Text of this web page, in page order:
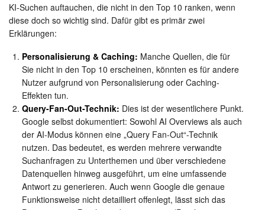
KI-Suchen auftauchen, die nicht in den Top 10 ranken, wenn
diese doch so wichtig sind. Dafür gibt es primär zwei
Erklärungen:
Personalisierung & Caching: Manche Quellen, die für
Sie nicht in den Top 10 erscheinen, könnten es für andere
Nutzer aufgrund von Personalisierung oder Caching-
Effekten tun.
Query-Fan-Out-Technik: Dies ist der wesentlichere Punkt.
Google selbst dokumentiert: Sowohl AI Overviews als auch
der AI-Modus können eine „Query Fan-Out“-Technik
nutzen. Das bedeutet, es werden mehrere verwandte
Suchanfragen zu Unterthemen und über verschiedene
Datenquellen hinweg ausgeführt, um eine umfassende
Antwort zu generieren. Auch wenn Google die genaue
Funktionsweise nicht detailliert offenlegt, lässt sich das